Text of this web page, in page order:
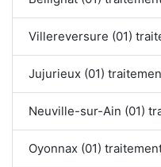
Villereversure (01)
Jujurieux (01)
Neuville-sur-Ain (01)
Oyonnax (01)